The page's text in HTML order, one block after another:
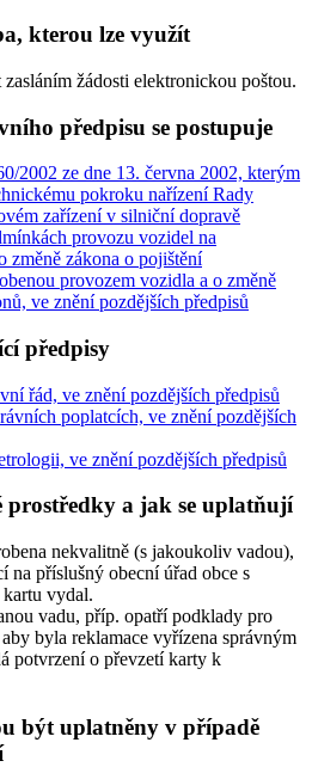
kterou lze využít
žádosti elektronickou poštou.
předpisu se postupuje
2002 ze dne 13. června 2002, kterým
pokroku nařízení Rady
zařízení v silniční dopravě
provozu vozidel na
změně zákona o pojištění
provozem vozidla a o změně
ve znění pozdějších předpisů
předpisy
řád, ve znění pozdějších předpisů
poplatcích, ve znění pozdějších
ve znění pozdějších předpisů
prostředky a jak se uplatňují
nekvalitně (s jakoukoliv vadou),
na příslušný obecní úřad obce s
vydal.
vadu, příp. opatří podklady pro
byla reklamace vyřízena správným
potvrzení o převzetí karty k
být uplatněny v případě